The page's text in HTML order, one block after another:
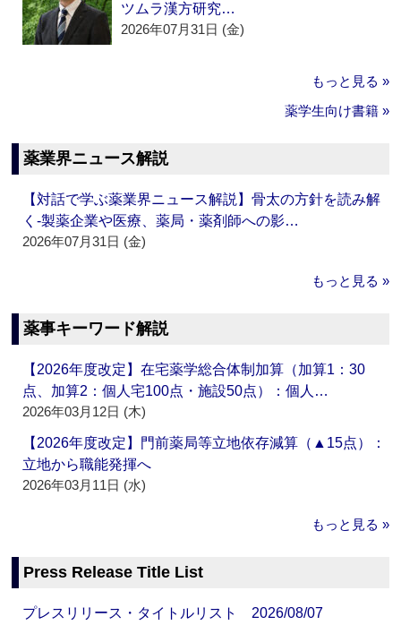
ツムラ漢方研究…
2026年07月31日 (金)
もっと見る »
薬学生向け書籍 »
薬業界ニュース解説
【対話で学ぶ薬業界ニュース解説】骨太の方針を読み解
く‐製薬企業や医療、薬局・薬剤師への影…
2026年07月31日 (金)
もっと見る »
薬事キーワード解説
【2026年度改定】在宅薬学総合体制加算（加算1：30
点、加算2：個人宅100点・施設50点）：個人…
2026年03月12日 (木)
【2026年度改定】門前薬局等立地依存減算（▲15点）：
立地から職能発揮へ
2026年03月11日 (水)
もっと見る »
Press Release Title List
プレスリリース・タイトルリスト 2026/08/07